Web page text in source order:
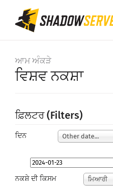
ਆਮ ਅੰਕੜੇ
ਵਿਸ਼ਵ ਨਕਸ਼ਾ
ਫ਼ਿਲਟਰ (Filters)
ਦਿਨ Other date...
ਨਕਸ਼ੇ ਦੀ ਕਿਸਮ
ਮਿਆਰੀ